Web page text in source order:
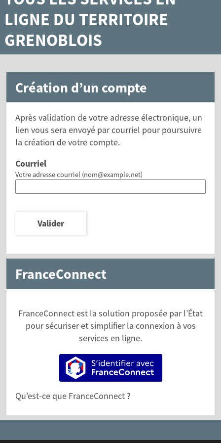
LIGNE DU TERRITOIRE
GRENOBLOIS
Création d’un compte
Après validation de votre adresse électronique, un
lien vous sera envoyé par courriel pour poursuivre
la création de votre compte.
Courriel
Votre adresse courriel (nom@example.net)
Valider
FranceConnect
FranceConnect est la solution proposée par l’État
pour sécuriser et simplifier la connexion à vos
services en ligne.
S’identifier avec
Qu’est-ce que FranceConnect ?